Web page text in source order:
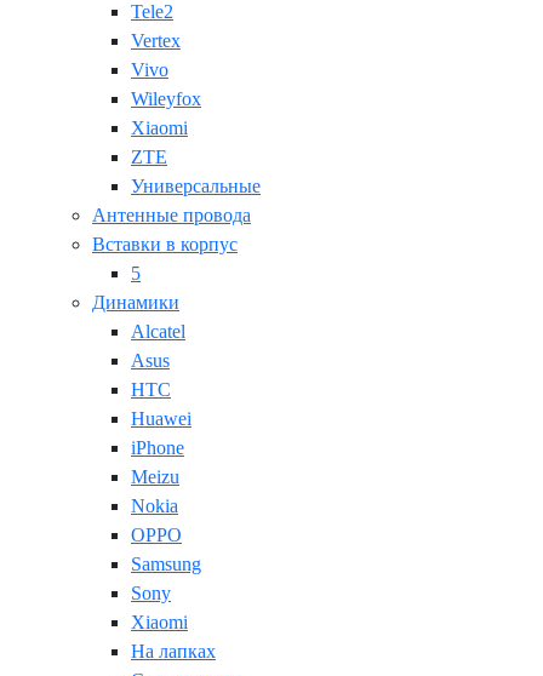
Tele2
Vertex
Vivo
Wileyfox
Xiaomi
ZTE
Универсальные
Антенные провода
Вставки в корпус
5
Динамики
Alcatel
Asus
HTC
Huawei
iPhone
Meizu
Nokia
OPPO
Samsung
Sony
Xiaomi
На лапках